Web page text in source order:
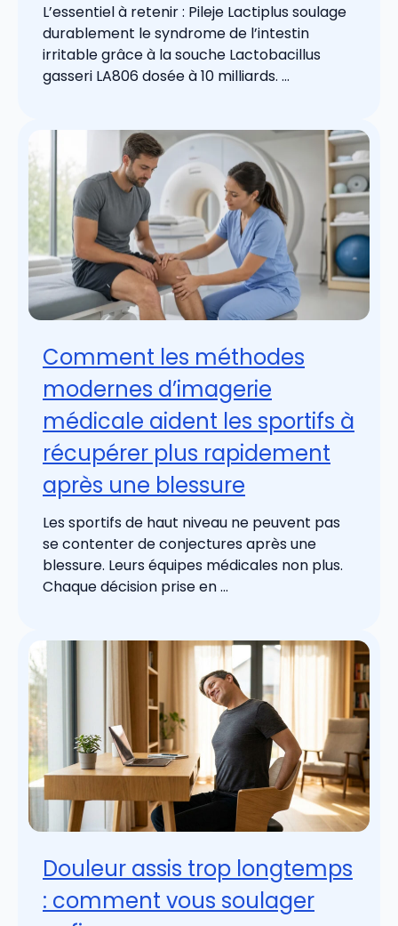
L’essentiel à retenir : Pileje Lactiplus soulage
durablement le syndrome de l’intestin
irritable grâce à la souche Lactobacillus
gasseri LA806 dosée à 10 milliards. ...
Comment les méthodes
modernes d’imagerie
médicale aident les sportifs à
récupérer plus rapidement
après une blessure
Les sportifs de haut niveau ne peuvent pas
se contenter de conjectures après une
blessure. Leurs équipes médicales non plus.
Chaque décision prise en ...
Douleur assis trop longtemps
: comment vous soulager